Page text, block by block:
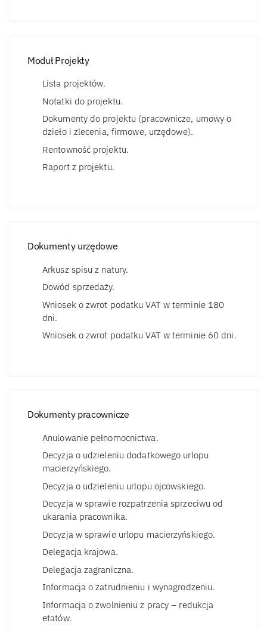
Moduł Projekty
Lista projektów.
Notatki do projektu.
Dokumenty do projektu (pracownicze, umowy o
dzieło i zlecenia, firmowe, urzędowe).
Rentowność projektu.
Raport z projektu.
Dokumenty urzędowe
Arkusz spisu z natury.
Dowód sprzedaży.
Wniosek o zwrot podatku VAT w terminie 180
dni.
Wniosek o zwrot podatku VAT w terminie 60 dni.
Dokumenty pracownicze
Anulowanie pełnomocnictwa.
Decyzja o udzieleniu dodatkowego urlopu
macierzyńskiego.
Decyzja o udzieleniu urlopu ojcowskiego.
Decyzja w sprawie rozpatrzenia sprzeciwu od
ukarania pracownika.
Decyzja w sprawie urlopu macierzyńskiego.
Delegacja krajowa.
Delegacja zagraniczna.
Informacja o zatrudnieniu i wynagrodzeniu.
Informacja o zwolnieniu z pracy – redukcja
etatów.